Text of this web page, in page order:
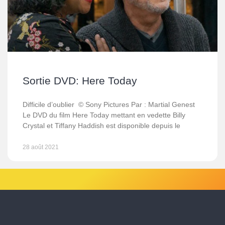
Sortie DVD: Here Today
Difficile d’oublier © Sony Pictures Par : Martial Genest
Le DVD du film Here Today mettant en vedette Billy
Crystal et Tiffany Haddish est disponible depuis le
28 août 2021